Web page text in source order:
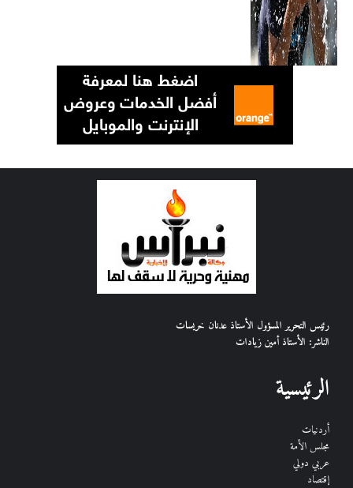
رئيس التحرير المسؤول الأستاذ عدنان خريسات
الناشر: الأستاذ أمين زيادات
الرئيسية
أردنيات
مجلس الأمة
عربي دولي
إقتصاد